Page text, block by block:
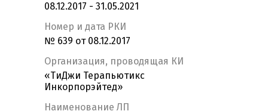
08.12.2017 - 31.05.2021
Номер и дата РКИ
№ 639 от 08.12.2017
Организация, проводящая КИ
«ТиДжи Терапьютикс
Инкорпорэйтед»
Наименование ЛП